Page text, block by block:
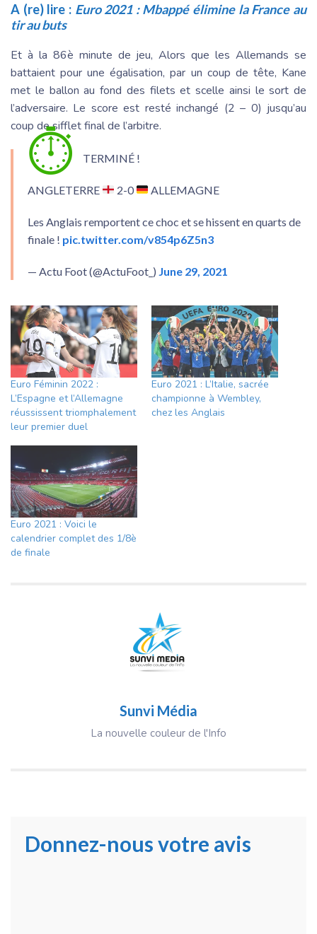
A (re) lire : Euro 2021 : Mbappé élimine la France au
tir au buts
Et à la 86è minute de jeu, Alors que les Allemands se
battaient pour une égalisation, par un coup de tête, Kane
met le ballon au fond des filets et scelle ainsi le sort de
l’adversaire. Le score est resté inchangé (2 – 0) jusqu’au
coup de sifflet final de l’arbitre.
⏱ TERMINÉ !
ANGLETERRE 2-0 ALLEMAGNE
Les Anglais remportent ce choc et se hissent en quarts de
finale ! pic.twitter.com/v854p6Z5n3
— Actu Foot (@ActuFoot_) June 29, 2021
Euro Féminin 2022 :
L’Espagne et l’Allemagne
réussissent triomphalement
leur premier duel
Euro 2021 : L’Italie, sacrée
championne à Wembley,
chez les Anglais
Euro 2021 : Voici le
calendrier complet des 1/8è
de finale
Sunvi Média
La nouvelle couleur de l'Info
Donnez-nous votre avis